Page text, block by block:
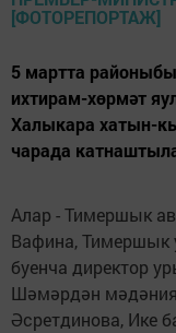
5 мартта
ихтирам-хөрмәт
Халыкара хатын-
чарада
Алар - Тимершык
Вафина, Тимершык
буенча директор
Шәмәрдән
Әсретдинова, Ике